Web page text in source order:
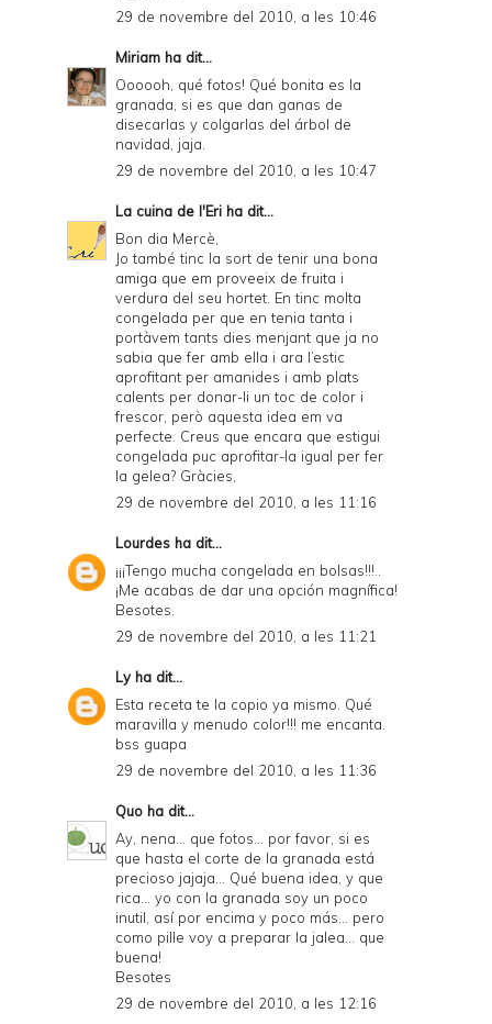
29 de novembre del 2010, a les 10:46
Miriam ha dit...
Oooooh, qué fotos! Qué bonita es la
granada, si es que dan ganas de
disecarlas y colgarlas del árbol de
navidad, jaja.
29 de novembre del 2010, a les 10:47
La cuina de l'Eri ha dit...
Bon dia Mercè,
Jo també tinc la sort de tenir una bona
amiga que em proveeix de fruita i
verdura del seu hortet. En tinc molta
congelada per que en tenia tanta i
portàvem tants dies menjant que ja no
sabia que fer amb ella i ara l’estic
aprofitant per amanides i amb plats
calents per donar-li un toc de color i
frescor, però aquesta idea em va
perfecte. Creus que encara que estigui
congelada puc aprofitar-la igual per fer
la gelea? Gràcies,
29 de novembre del 2010, a les 11:16
Lourdes ha dit...
¡¡¡Tengo mucha congelada en bolsas!!!..
¡Me acabas de dar una opción magnífica!
Besotes.
29 de novembre del 2010, a les 11:21
Lyha dit...
Esta receta te la copio ya mismo. Qué
maravilla y menudo color!!! me encanta.
bss guapa
29 de novembre del 2010, a les 11:36
Quo ha dit...
Ay, nena... que fotos... por favor, si es
que hasta el corte de la granada está
precioso jajaja... Qué buena idea, y que
rica... yo con la granada soy un poco
inutil, así por encima y poco más... pero
como pille voy a preparar la jalea... que
buena!
Besotes
29 de novembre del 2010, a les 12:16